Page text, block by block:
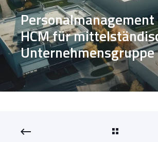
Personalmanagement
HCM für
Unternehmensgruppe